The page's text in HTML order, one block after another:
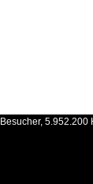
5.952.200